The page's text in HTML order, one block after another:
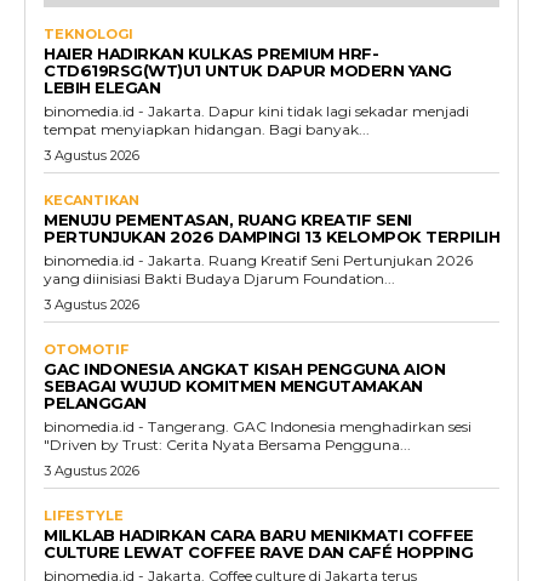
TEKNOLOGI
HAIER HADIRKAN KULKAS PREMIUM HRF-
CTD619RSG(WT)U1 UNTUK DAPUR MODERN YANG
LEBIH ELEGAN
binomedia.id - Jakarta. Dapur kini tidak lagi sekadar menjadi
tempat menyiapkan hidangan. Bagi banyak...
3 Agustus 2026
KECANTIKAN
MENUJU PEMENTASAN, RUANG KREATIF SENI
PERTUNJUKAN 2026 DAMPINGI 13 KELOMPOK TERPILIH
binomedia.id - Jakarta. Ruang Kreatif Seni Pertunjukan 2026
yang diinisiasi Bakti Budaya Djarum Foundation...
3 Agustus 2026
OTOMOTIF
GAC INDONESIA ANGKAT KISAH PENGGUNA AION
SEBAGAI WUJUD KOMITMEN MENGUTAMAKAN
PELANGGAN
binomedia.id - Tangerang. GAC Indonesia menghadirkan sesi
"Driven by Trust: Cerita Nyata Bersama Pengguna...
3 Agustus 2026
LIFESTYLE
MILKLAB HADIRKAN CARA BARU MENIKMATI COFFEE
CULTURE LEWAT COFFEE RAVE DAN CAFÉ HOPPING
binomedia.id - Jakarta. Coffee culture di Jakarta terus